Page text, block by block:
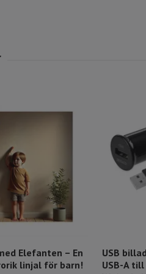
Elefanten – En
linjal för barn!
USB
USB-A